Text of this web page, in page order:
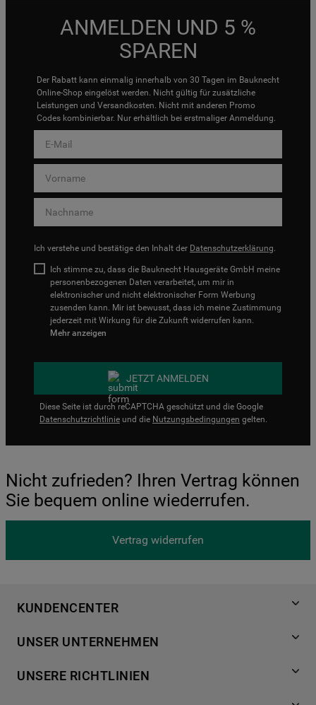
ANMELDEN UND 5 %
SPAREN
Der Rabatt kann einmalig innerhalb von 30 Tagen im Bauknecht
Online-Shop eingelöst werden. Nicht gültig für zusätzliche
Leistungen und Versandkosten. Nicht mit anderen Promo
Codes kombinierbar. Nur erhältlich bei erstmaliger Anmeldung.
Ich verstehe und bestätige den Inhalt der Datenschutzerklärung.
Ich stimme zu, dass die Bauknecht Hausgeräte GmbH meine
personenbezogenen Daten verarbeitet, um mir in
elektronischer und nicht elektronischer Form Werbung
zusenden kann. Mir ist bewusst, dass ich meine Zustimmung
jederzeit mit Wirkung für die Zukunft widerrufen kann.
Mehr anzeigen
JETZT ANMELDEN
Diese Seite ist durch reCAPTCHA geschützt und die Google
Datenschutzrichtlinie und die Nutzungsbedingungen gelten.
Nicht zufrieden? Ihren Vertrag können
Sie bequem online wiederrufen.
Vertrag widerrufen
KUNDENCENTER
Händlersuche
Häufige Fragen
UNSER UNTERNEHMEN
Für Händler
UNSERE RICHTLINIEN